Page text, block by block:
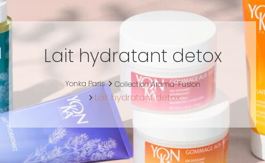
Lait hydratant detox
Yonka Paris Collection Aroma-Fusion
Lait hydratant detox